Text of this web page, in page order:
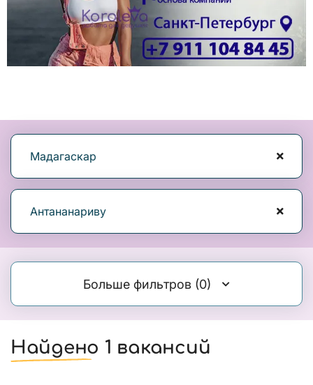
Мадагаскар
Антананариву
Больше фильтров (0)
Найдено 1 вакансий